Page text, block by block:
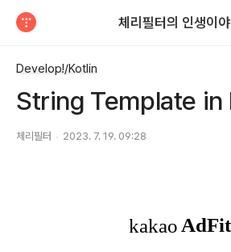
체리필터의 인생이야
Develop!/Kotlin
String Template in
체리필터 2023. 7. 19. 09:28